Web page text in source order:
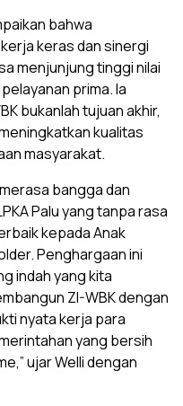
bahwa
keras dan sinergi
menjunjung tinggi nilai
prima. Ia
bukanlah tujuan akhir,
kualitas
masyarakat.
bangga dan
Palu yang tanpa rasa
kepada Anak
Penghargaan ini
indah yang kita
ZI-WBK dengan
nyata kerja para
yang bersih
ujar Welli dengan